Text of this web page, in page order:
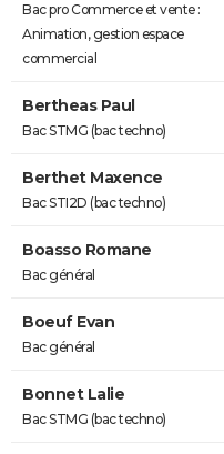
Bac pro Commerce et vente :
Animation, gestion espace
commercial
Bertheas Paul
Bac STMG (bac techno)
Berthet Maxence
Bac STI2D (bac techno)
Boasso Romane
Bac général
Boeuf Evan
Bac général
Bonnet Lalie
Bac STMG (bac techno)